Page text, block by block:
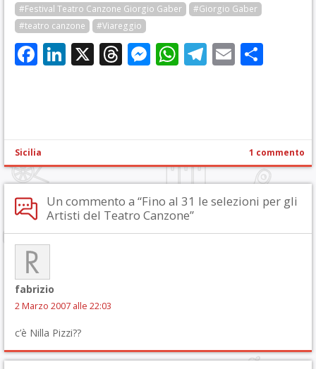
#Festival Teatro Canzone Giorgio Gaber
#Giorgio Gaber
#teatro canzone
#Viareggio
Facebook
LinkedIn
X Threads
Messenger
WhatsApp
Telegram
Email
Sicilia 1 commento
Un commento a “Fino al 31 le selezioni per gli
Artisti del Teatro Canzone”
fabrizio
2 Marzo 2007 alle 22:03
c’è Nilla Pizzi??